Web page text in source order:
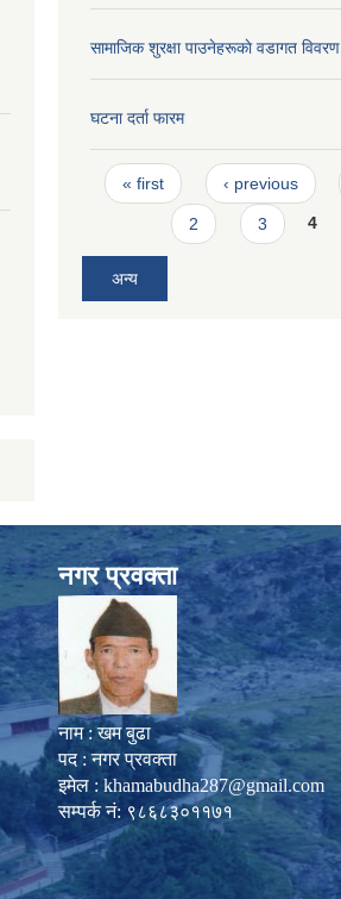
सामाजिक शुरक्षा पाउनेहरूकाे वडागत विवरण
घटना दर्ता फारम
Pages
« first ‹ previous
2 3 4
अन्य
नगर प्रवक्ता
नाम : खम बुढा
पद : नगर प्रवक्ता
इमेल : khamabudha287@gmail.com
सम्पर्क नं: ९८६८३०११७१